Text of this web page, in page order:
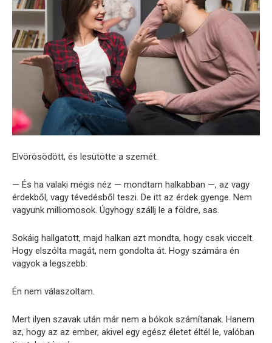
Elvörösödött, és lesütötte a szemét.
— És ha valaki mégis néz — mondtam halkabban —, az vagy
érdekből, vagy tévedésből teszi. De itt az érdek gyenge. Nem
vagyunk milliomosok. Úgyhogy szállj le a földre, sas.
Sokáig hallgatott, majd halkan azt mondta, hogy csak viccelt.
Hogy elszólta magát, nem gondolta át. Hogy számára én
vagyok a legszebb.
Én nem válaszoltam.
Mert ilyen szavak után már nem a bókok számítanak. Hanem
az, hogy az az ember, akivel egy egész életet éltél le, valóban